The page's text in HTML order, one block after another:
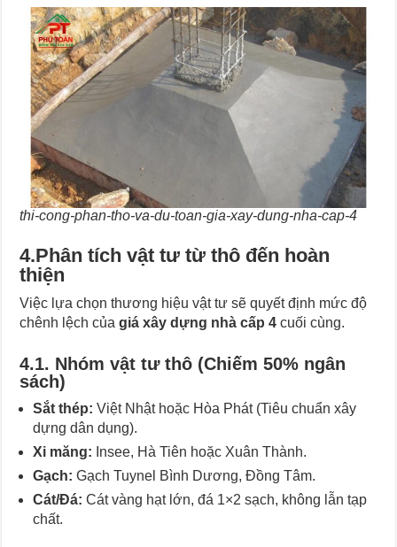
thi-cong-phan-tho-va-du-toan-gia-xay-dung-nha-cap-4
4.Phân tích vật tư từ thô đến hoàn
thiện
Việc lựa chọn thương hiệu vật tư sẽ quyết định mức độ
chênh lệch củagiá xây dựng nhà cấp 4 cuối cùng.
4.1. Nhóm vật tư thô (Chiếm 50% ngân
sách)
Sắt thép: Việt Nhật hoặc Hòa Phát (Tiêu chuẩn xây
dựng dân dụng).
Xi măng: Insee, Hà Tiên hoặc Xuân Thành.
Gạch: Gạch Tuynel Bình Dương, Đồng Tâm.
Cát/Đá: Cát vàng hạt lớn, đá 1×2 sạch, không lẫn tạp
chất.